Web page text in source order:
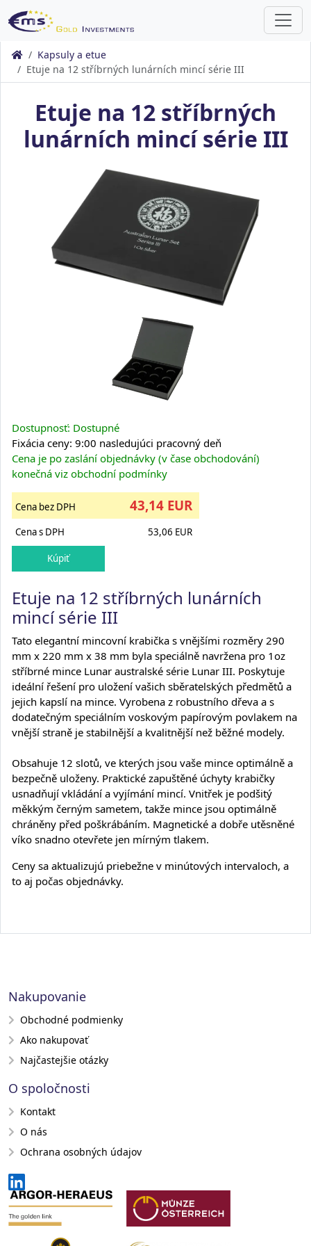
Kapsuly a etue
Etuje na 12 stříbrných lunárních mincí série III
Etuje na 12 stříbrných
lunárních mincí série III
Dostupnosť: Dostupné
Fixácia ceny: 9:00 nasledujúci pracovný deň
Cena je po zaslání objednávky (v čase obchodování)
konečná viz obchodní podmínky
Cena bez DPH 43,14 EUR
Cena s DPH 53,06 EUR
Etuje na 12 stříbrných lunárních
mincí série III
Tato elegantní mincovní krabička s vnějšími rozměry 290
mm x 220 mm x 38 mm byla speciálně navržena pro 1oz
stříbrné mince Lunar australské série Lunar III. Poskytuje
ideální řešení pro uložení vašich sběratelských předmětů a
jejich kapslí na mince. Vyrobena z robustního dřeva a s
dodatečným speciálním voskovým papírovým povlakem na
vnější straně je stabilnější a kvalitnější než běžné modely.
Obsahuje 12 slotů, ve kterých jsou vaše mince optimálně a
bezpečně uloženy. Praktické zapuštěné úchyty krabičky
usnadňují vkládání a vyjímání mincí. Vnitřek je podšitý
měkkým černým sametem, takže mince jsou optimálně
chráněny před poškrábáním. Magnetické a dobře utěsněné
víko snadno otevřete jen mírným tlakem.
Ceny sa aktualizujú priebežne v minútových intervaloch, a
to aj počas objednávky.
Nakupovanie
Obchodné podmienky
Ako nakupovať
Najčastejšie otázky
O spoločnosti
Kontakt
O nás
Ochrana osobných údajov